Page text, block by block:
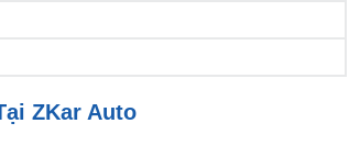
ZKar Auto